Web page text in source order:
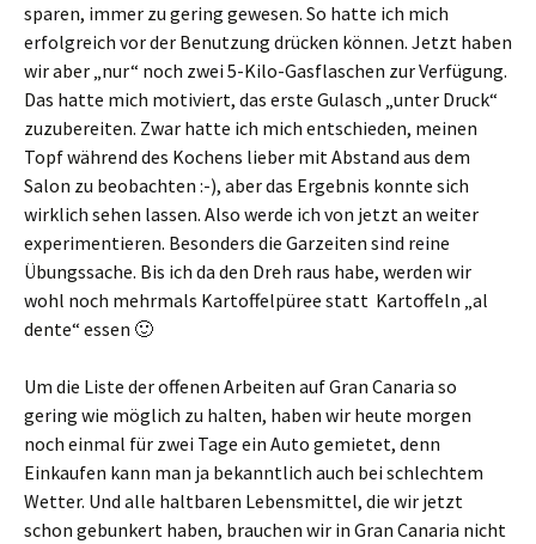
sparen, immer zu gering gewesen. So hatte ich mich
erfolgreich vor der Benutzung drücken können. Jetzt haben
wir aber „nur“ noch zwei 5-Kilo-Gasflaschen zur Verfügung.
Das hatte mich motiviert, das erste Gulasch „unter Druck“
zuzubereiten. Zwar hatte ich mich entschieden, meinen
Topf während des Kochens lieber mit Abstand aus dem
Salon zu beobachten :-), aber das Ergebnis konnte sich
wirklich sehen lassen. Also werde ich von jetzt an weiter
experimentieren. Besonders die Garzeiten sind reine
Übungssache. Bis ich da den Dreh raus habe, werden wir
wohl noch mehrmals Kartoffelpüree statt Kartoffeln „al
dente“ essen 🙂
Um die Liste der offenen Arbeiten auf Gran Canaria so
gering wie möglich zu halten, haben wir heute morgen
noch einmal für zwei Tage ein Auto gemietet, denn
Einkaufen kann man ja bekanntlich auch bei schlechtem
Wetter. Und alle haltbaren Lebensmittel, die wir jetzt
schon gebunkert haben, brauchen wir in Gran Canaria nicht